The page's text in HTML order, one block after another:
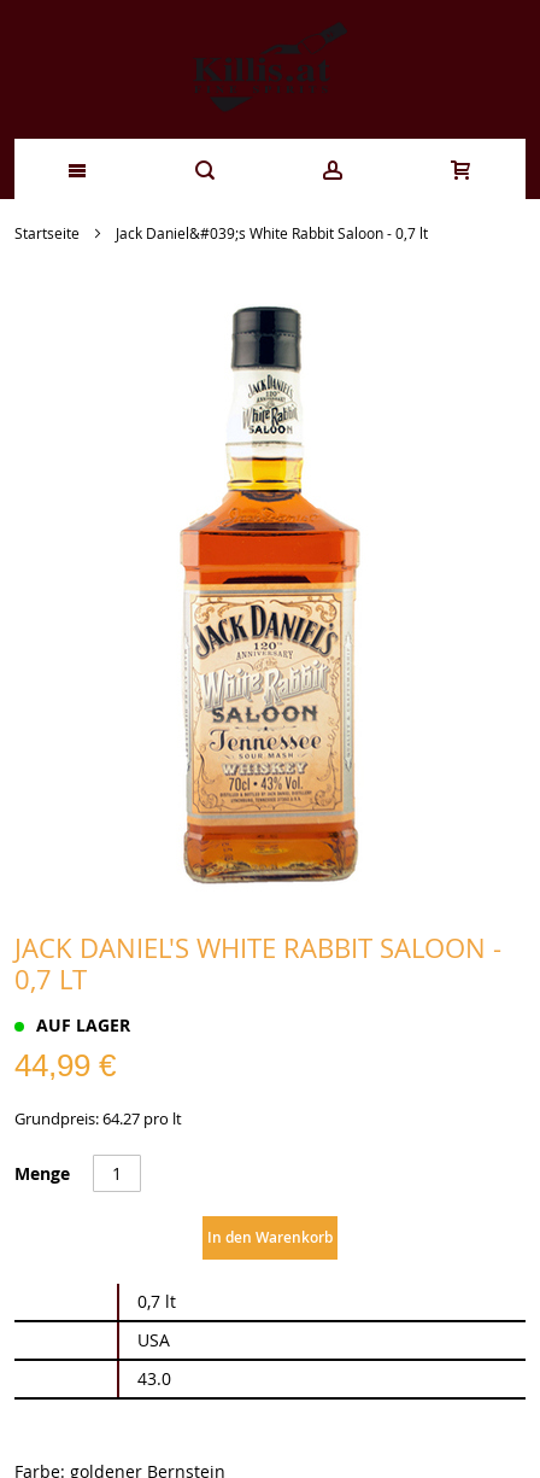
Zum
Startseite Jack Daniel&#039;s White Rabbit Saloon - 0,7 lt
JACK DANIEL'S WHITE RABBIT SALOON -
0,7 LT
AUF LAGER
44,99 €
Grundpreis: 64.27 pro lt
Menge
In den Warenkorb
Informationen
0,7 lt
USA
43.0
Farbe: goldener Bernstein